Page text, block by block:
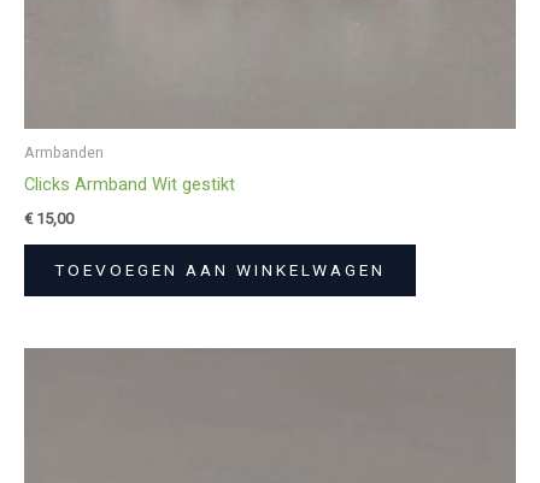
Armbanden
Clicks Armband Wit gestikt
€15,00
TOEVOEGEN AAN WINKELWAGEN